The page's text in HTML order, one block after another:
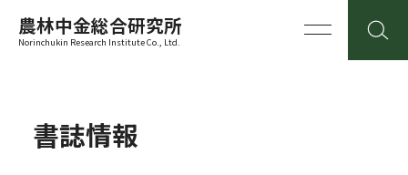
農林中金総合研究所
Norinchukin Research Institute Co., Ltd.
書誌情報